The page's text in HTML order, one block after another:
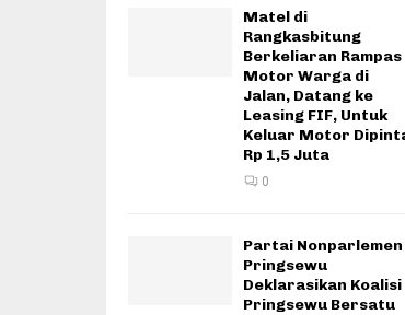
Matel di
Rangkasbitung
Berkeliaran Rampas
Motor Warga di
Jalan, Datang ke
Leasing FIF, Untuk
Keluar Motor
Rp 1,5 Juta
0
Partai Nonparlemen
Pringsewu
Deklarasikan Koalisi
Pringsewu Bersatu